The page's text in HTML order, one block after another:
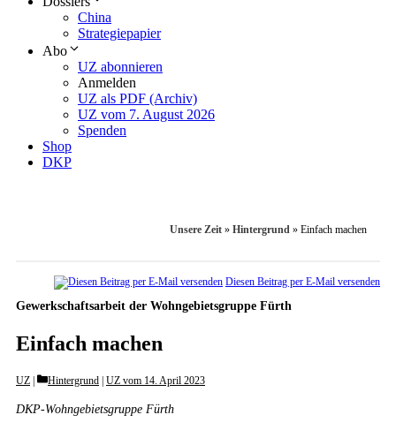
China
Strategiepapier
Abo
UZ abonnieren
Anmelden
UZ als PDF (Archiv)
UZ vom 7. August 2026
Spenden
Shop
DKP
Unsere Zeit » Hintergrund » Einfach machen
Diesen Beitrag per E-Mail versenden
Gewerkschaftsarbeit der Wohngebietsgruppe Fürth
Einfach machen
UZ Categories
Hintergrund UZ vom 14. April 2023
DKP-Wohngebietsgruppe Fürth